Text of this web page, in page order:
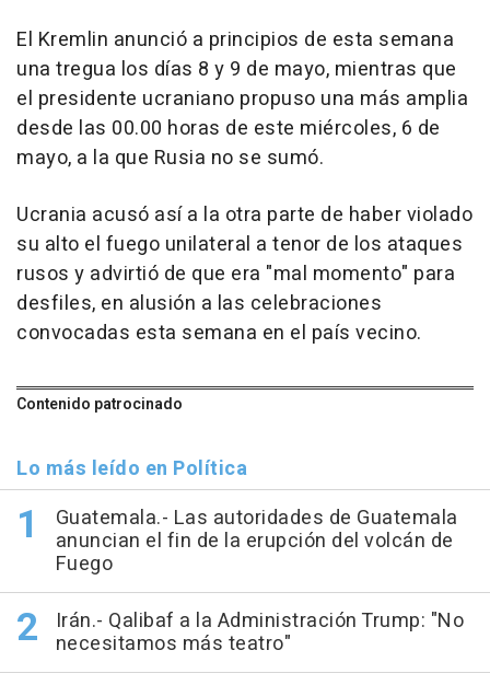
El Kremlin anunció a principios de esta semana
una tregua los días 8 y 9 de mayo, mientras que
el presidente ucraniano propuso una más amplia
desde las 00.00 horas de este miércoles, 6 de
mayo, a la que Rusia no se sumó.
Ucrania acusó así a la otra parte de haber violado
su alto el fuego unilateral a tenor de los ataques
rusos y advirtió de que era "mal momento" para
desfiles, en alusión a las celebraciones
convocadas esta semana en el país vecino.
Contenido patrocinado
Lo más leído en Política
Guatemala.- Las autoridades de Guatemala
anuncian el fin de la erupción del volcán de
Fuego
Irán.- Qalibaf a la Administración Trump: "No
necesitamos más teatro"